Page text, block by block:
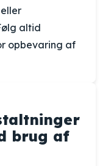
altid
opbevaring af
brug af